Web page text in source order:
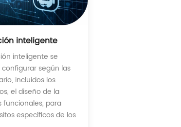
inteligente
inteligente se
según las
incluidos los
el diseño de la
funcionales, para
específicos de los